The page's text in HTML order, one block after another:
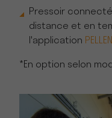
Pressoir
distance et en
l'application
*En option selon